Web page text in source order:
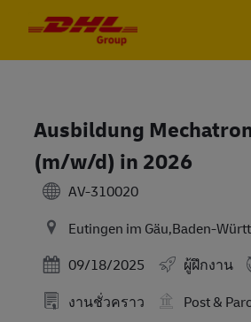
Ausbildung
(m/w/d) in 2026
AV-310020
Eutingen im Gäu,Baden-
Posted Date
09/18/2025 ผู้ฝึกงาน
งานชั่วคราว
Post &